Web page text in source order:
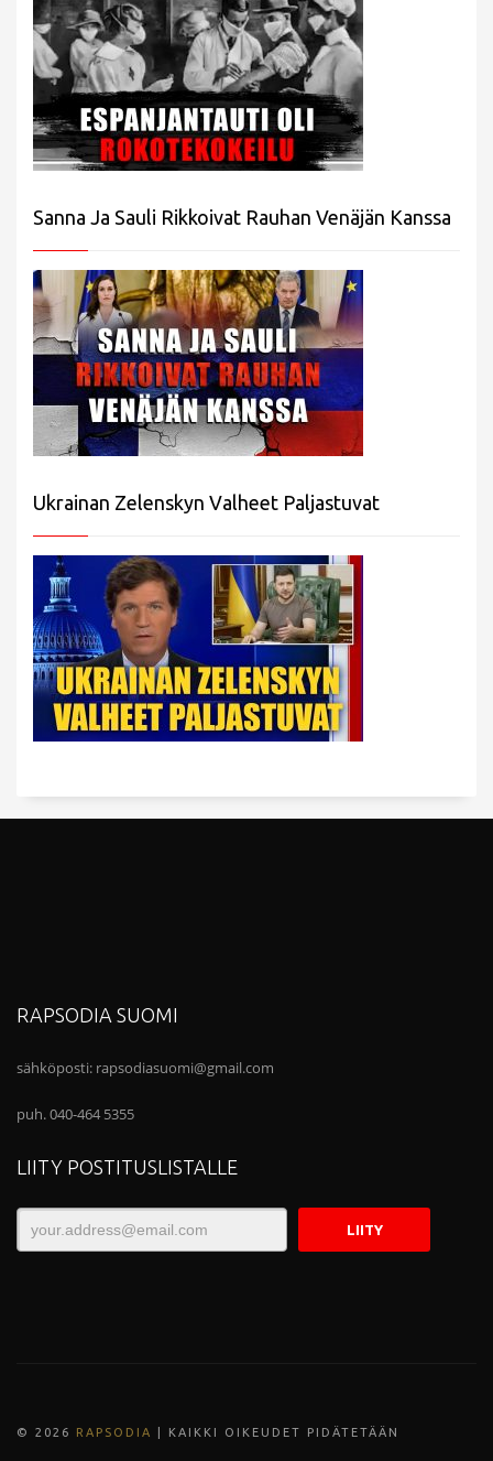
Sanna Ja Sauli Rikkoivat Rauhan Venäjän Kanssa
Ukrainan Zelenskyn Valheet Paljastuvat
RAPSODIA SUOMI
sähköposti: rapsodiasuomi@gmail.com
puh. 040-464 5355
LIITY POSTITUSLISTALLE
© 202 6 RAPSODIA | KAIKKI OIKEUDET PIDÄTETÄÄN